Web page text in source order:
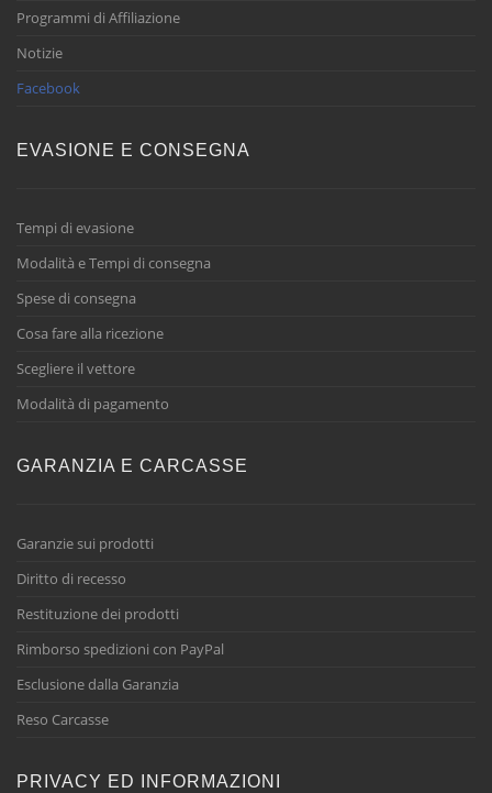
Programmi di Affiliazione
Notizie
Facebook
EVASIONE E CONSEGNA
Tempi di evasione
Modalità e Tempi di consegna
Spese di consegna
Cosa fare alla ricezione
Scegliere il vettore
Modalità di pagamento
GARANZIA E CARCASSE
Garanzie sui prodotti
Diritto di recesso
Restituzione dei prodotti
Rimborso spedizioni con PayPal
Esclusione dalla Garanzia
Reso Carcasse
PRIVACY ED INFORMAZIONI